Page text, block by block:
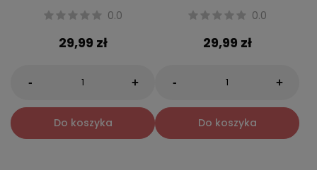
0.0
29,99 zł
- +
Do koszyka
0.0
29,99 zł
- +
Do koszyka